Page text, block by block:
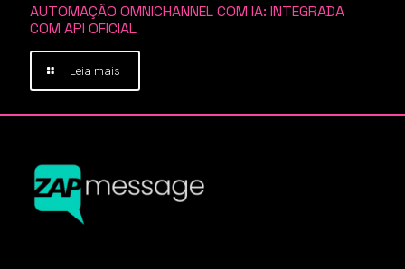
AUTOMAÇÃO OMNICHANNEL COM IA: INTEGRADA
COM API OFICIAL
Leia mais